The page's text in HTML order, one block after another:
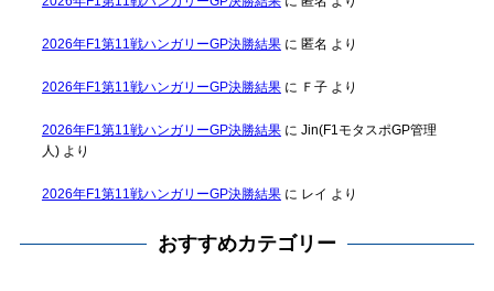
2026年F1第11戦ハンガリーGP決勝結果に 匿名 より
2026年F1第11戦ハンガリーGP決勝結果に Ｆ子より
2026年F1第11戦ハンガリーGP決勝結果に Jin(F1モタスポGP管理
人)より
2026年F1第11戦ハンガリーGP決勝結果に レイ より
おすすめカテゴリー